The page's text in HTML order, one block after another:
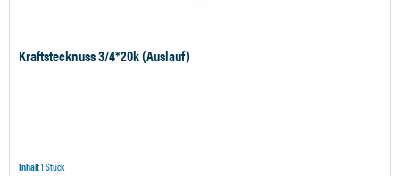
Kraftstecknuss 3/4*20k (Auslauf)
Inhalt1 Stück